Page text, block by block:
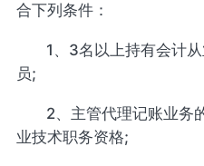
合下列条件：
1、3名以上持有会计
员;
2、主管代理记账业务
业技术职务资格;